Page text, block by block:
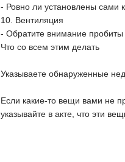
- Ровно ли установлены сами
10. Вентиляция
- Обратите внимание пробиты
Что со всем этим делать
Указываете обнаруженные
Если какие-то вещи вами не
указывайте в акте, что эти